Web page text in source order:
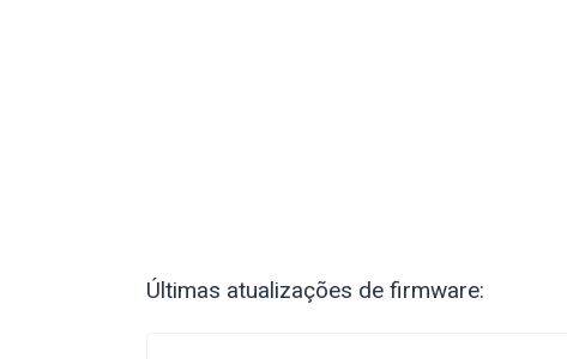
Últimas atualizações de firmware: